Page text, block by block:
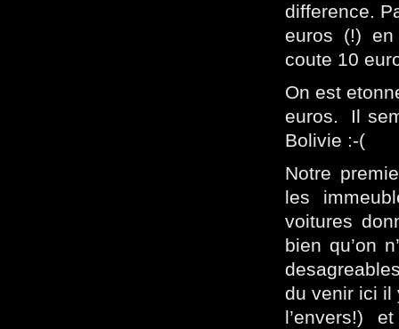
difference.
euros (!)
coute 10
On est
euros. Il
Bolivie :-(
Notre
les
voitures
bien qu’on
du venir ici il
l’envers!)